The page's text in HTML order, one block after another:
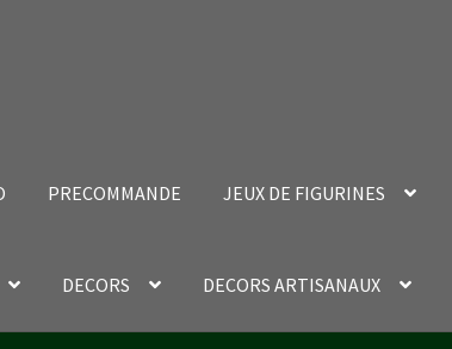
PRECOMMANDE JEUX DE FIGURINES
DECORS DECORS ARTISANAUX